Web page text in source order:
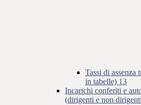
Tassi di assenza
in tabelle) 13
Incarichi conferiti e
(dirigenti e non